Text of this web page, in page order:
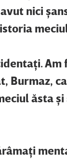
nici
Am
Burmaz,
ăsta